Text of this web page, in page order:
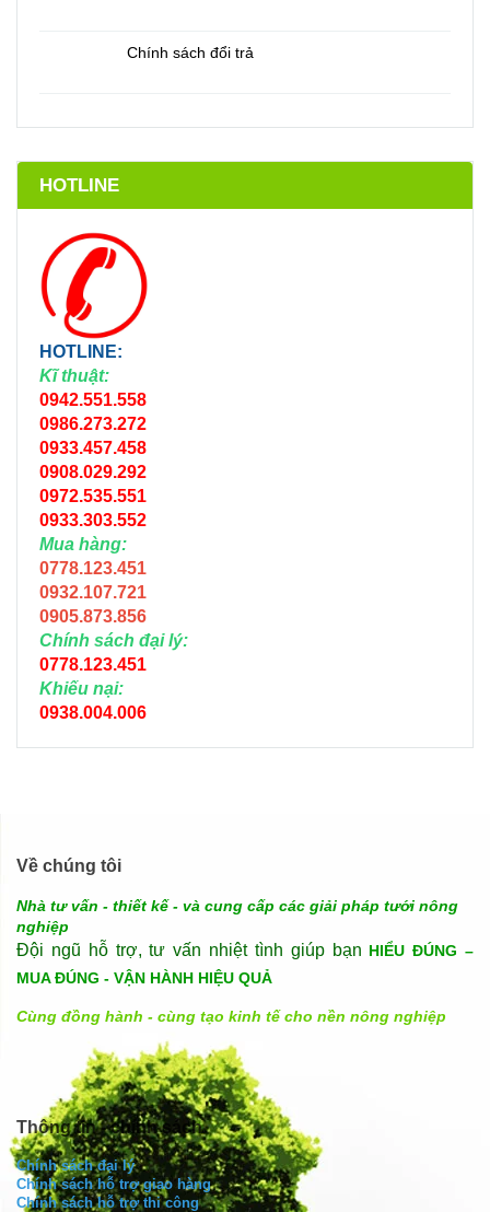
Chính sách đổi trả
HOTLINE
HOTLINE:
Kĩ thuật:
0942.551.558
0986.273.272
0933.457.458
0908.029.292
0972.535.551
0933.303.552
Mua hàng:
0778.123.451
0932.107.721
0905.873.856
Chính sách đại lý:
0778.123.451
Khiếu nại:
0938.004.006
Về chúng tôi
Nhà tư vấn - thiết kế - và cung cấp các giải pháp tưới nông
nghiệp
Đội ngũ hỗ trợ, tư vấn nhiệt tình giúp bạn HIỂU ĐÚNG –
MUA ĐÚNG - VẬN HÀNH HIỆU QUẢ
Cùng đồng hành - cùng tạo kinh tế cho nền nông nghiệp
Thông tin - chính sách
Chính sách đại lý
Chính sách hỗ trợ giao hàng
Chính sách hỗ trợ thi công